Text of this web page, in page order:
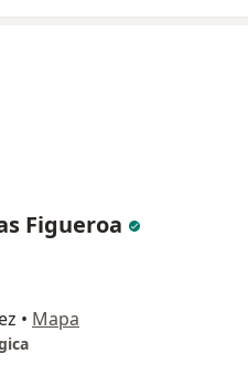
Figueroa
• Mapa